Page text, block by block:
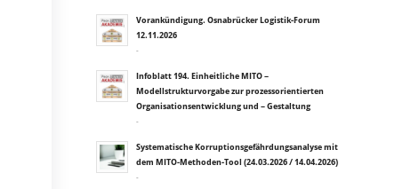
Vorankündigung. Osnabrücker Logistik-Forum
12.11.2026
-
Infoblatt 194. Einheitliche MITO –
Modellstrukturvorgabe zur prozessorientierten
Organisationsentwicklung und – Gestaltung
-
Systematische Korruptionsgefährdungsanalyse mit
dem MITO-Methoden-Tool (24.03.2026 / 14.04.2026)
-